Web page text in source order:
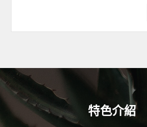
特色介紹